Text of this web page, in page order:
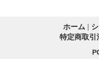
ホーム |
特定商取引